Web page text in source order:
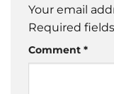
Your email
Required
Comment *